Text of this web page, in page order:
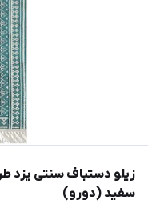
زیلو دستباف سنتی یزد
سفید (دورو)